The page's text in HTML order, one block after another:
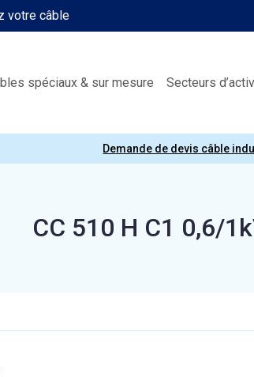
votre câble
spéciaux & sur mesure Secteurs
Demande de devis câble
CC 510 H C1 0,6/